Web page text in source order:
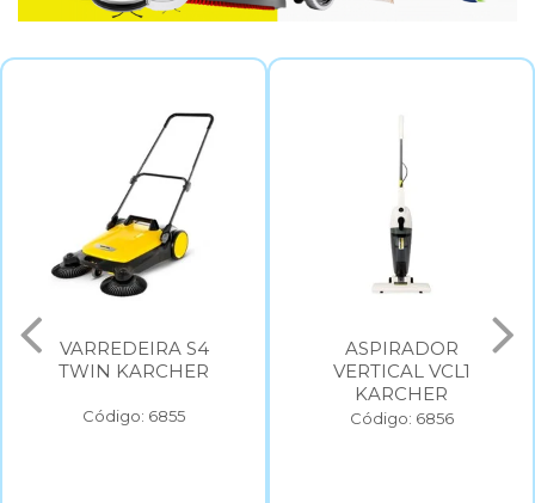
VARREDEIRA S4
TWIN KARCHER
Código: 6855
ASPIRADOR
VERTICAL VCL1
KARCHER
Código: 6856